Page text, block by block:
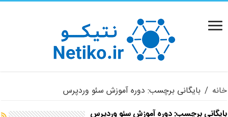
خانه / بایگانی برچسب: دوره آموزش سئو وردپرس
بایگانی برچسب:دوره آموزش سئو وردپرس